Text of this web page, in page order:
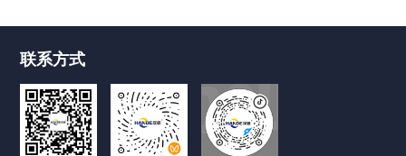
HD-VHF系列
节能变频冷冻式干燥机
联系方式